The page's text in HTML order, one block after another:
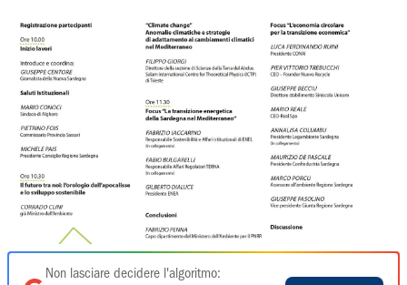
Non lasciare decidere l'algoritmo: